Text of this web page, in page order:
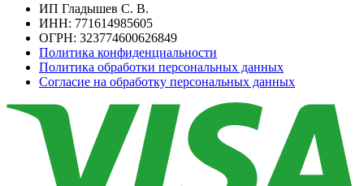
ИП Гладышев С. В.
ИНН: 771614985605
ОГРН: 323774600626849
Политика конфиденциальности
Политика обработки персональных данных
Согласие на обработку персональных данных